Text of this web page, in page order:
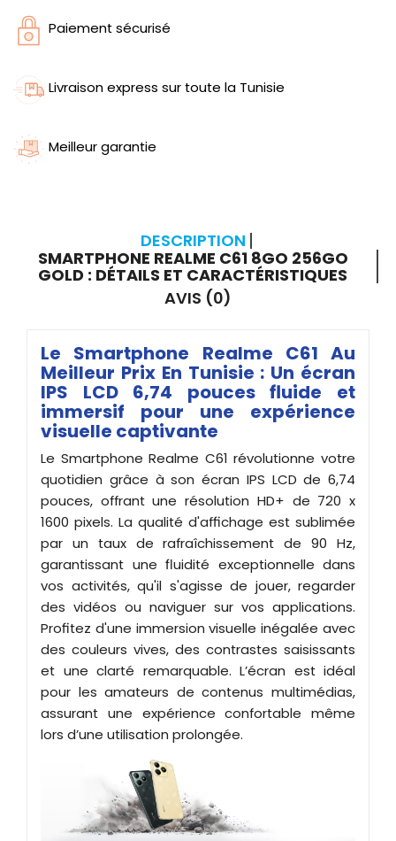
Paiement sécurisé
Livraison express sur toute la Tunisie
Meilleur garantie
DESCRIPTION
SMARTPHONE REALME C61 8GO 256GO
GOLD : DÉTAILS ET CARACTÉRISTIQUES
AVIS (0)
Le Smartphone Realme C61 Au
Meilleur Prix En Tunisie : Un écran
IPS LCD 6,74 pouces fluide et
immersif pour une expérience
visuelle captivante
Le Smartphone Realme C61 révolutionne votre
quotidien grâce à son écran IPS LCD de 6,74
pouces, offrant une résolution HD+ de 720 x
1600 pixels. La qualité d'affichage est sublimée
par un taux de rafraîchissement de 90 Hz,
garantissant une fluidité exceptionnelle dans
vos activités, qu'il s'agisse de jouer, regarder
des vidéos ou naviguer sur vos applications.
Profitez d'une immersion visuelle inégalée avec
des couleurs vives, des contrastes saisissants
et une clarté remarquable. L’écran est idéal
pour les amateurs de contenus multimédias,
assurant une expérience confortable même
lors d’une utilisation prolongée.